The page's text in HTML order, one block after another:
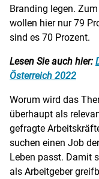
Branding legen.
wollen hier nur 79
sind es 70 Prozent.
Lesen Sie auch hier:
Österreich 2022
Worum wird das
überhaupt als
gefragte
suchen einen Job
Leben passt. Damit
als Arbeitgeber